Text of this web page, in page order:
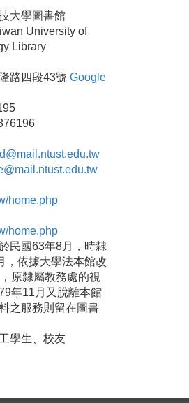
大學圖書館
University of
Library
路四段43號 Google
home.php
home.php
民國63年8月，時隸
，依據大學法本館改
原隸屬教務處的視
年11月又脫離本館
之服務則留在圖書
學生、校友